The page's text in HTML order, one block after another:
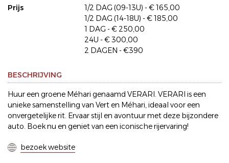
Prijs
1/2 DAG (09-13U) - € 165,00
1/2 DAG (14-18U) - € 185,00
1 DAG - € 250,00
24U - € 300,00
2 DAGEN - €390
BESCHRIJVING
Huur een groene Méhari genaamd VERARI. VERARI is een
unieke samenstelling van Vert en Méhari, ideaal voor een
onvergetelijke rit. Ervaar stijl en avontuur met deze bijzondere
auto. Boek nu en geniet van een iconische rijervaring!
bezoek website